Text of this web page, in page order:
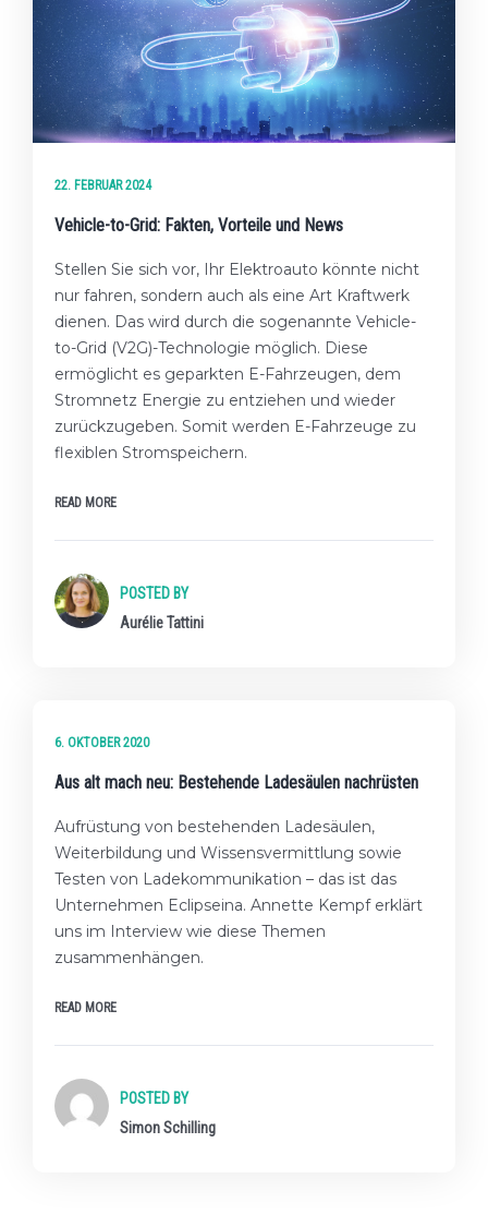
22. FEBRUAR 2024
Vehicle-to-Grid: Fakten, Vorteile und News
Stellen Sie sich vor, Ihr Elektroauto könnte nicht
nur fahren, sondern auch als eine Art Kraftwerk
dienen. Das wird durch die sogenannte Vehicle-
to-Grid (V2G)-Technologie möglich. Diese
ermöglicht es geparkten E-Fahrzeugen, dem
Stromnetz Energie zu entziehen und wieder
zurückzugeben. Somit werden E-Fahrzeuge zu
flexiblen Stromspeichern.
READ MORE
POSTED BY
Aurélie Tattini
6. OKTOBER 2020
Aus alt mach neu: Bestehende Ladesäulen nachrüsten
Aufrüstung von bestehenden Ladesäulen,
Weiterbildung und Wissensvermittlung sowie
Testen von Ladekommunikation – das ist das
Unternehmen Eclipseina. Annette Kempf erklärt
uns im Interview wie diese Themen
zusammenhängen.
READ MORE
POSTED BY
Simon Schilling